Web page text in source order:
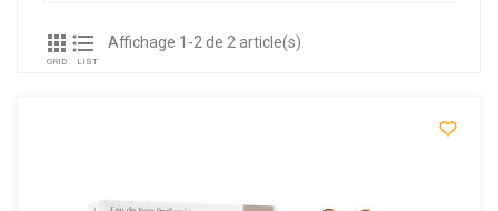

GRID

LIST
Affichage 1-2 de 2 article(s)
